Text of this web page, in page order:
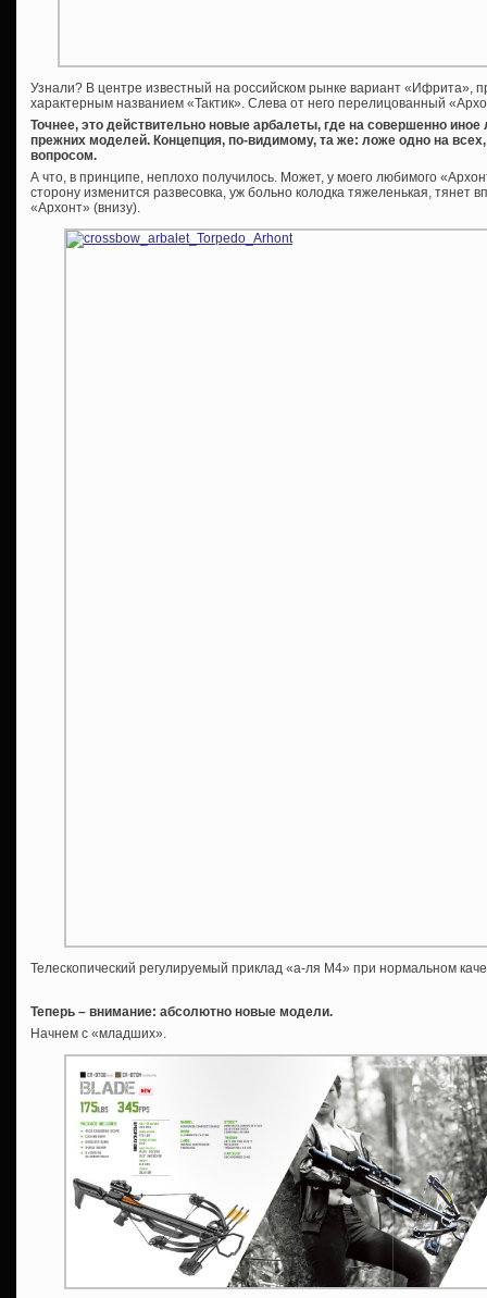
Узнали? В центре известный на российском рынке вариант «Ифрита»,
характерным названием «Тактик». Слева от него перелицованный
Точнее, это действительно новые арбалеты, где на совершенно
прежних моделей. Концепция, по-видимому, та же: ложе одно на
вопросом.
А что, в принципе, неплохо получилось. Может, у моего любимого
сторону изменится развесовка, уж больно колодка тяжеленькая, тянет
«Архонт» (внизу).
Телескопический регулируемый приклад «а-ля М4» при нормальном
Теперь – внимание: абсолютно новые модели.
Начнем с «младших».